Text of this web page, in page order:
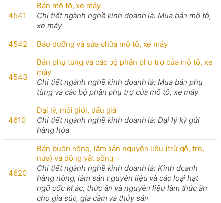
4541
Bán mô tô, xe máy
Chi tiết ngành nghề kinh doanh là: Mua bán mô tô,
xe máy
4542
Bảo dưỡng và sửa chữa mô tô, xe máy
4543
Bán phụ tùng và các bộ phận phụ trợ của mô tô, xe
máy
Chi tiết ngành nghề kinh doanh là: Mua bán phụ
tùng và các bộ phận phụ trợ của mô tô, xe máy
4610
Đại lý, môi giới, đấu giá
Chi tiết ngành nghề kinh doanh là: Đại lý ký gửi
hàng hóa
4620
Bán buôn nông, lâm sản nguyên liệu (trừ gỗ, tre,
nứa) và động vật sống
Chi tiết ngành nghề kinh doanh là: Kinh doanh
hàng nông, lâm sản nguyên liệu và các loại hạt
ngũ cốc khác, thức ăn và nguyên liệu làm thức ăn
cho gia súc, gia cầm và thủy sản